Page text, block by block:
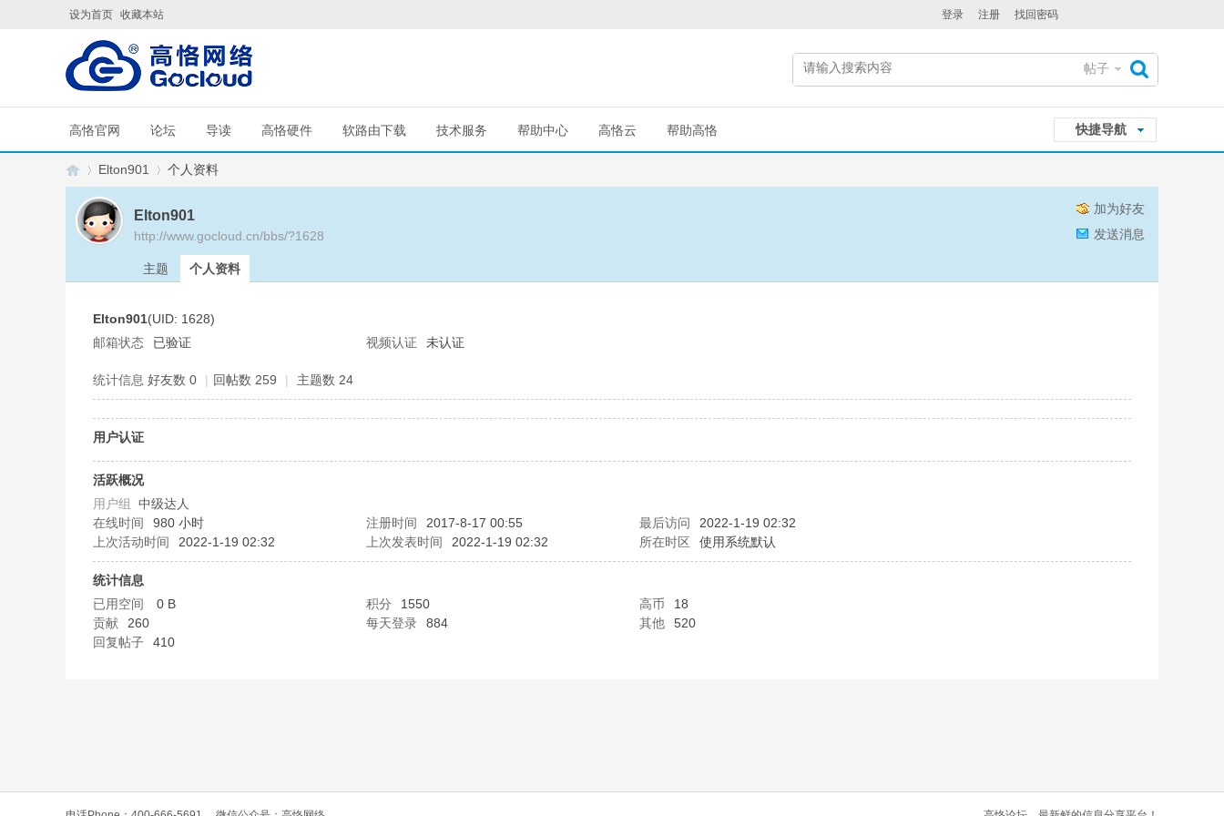
设为首页 收藏本站 登录 注册 找回密码
帖子
快捷导航
高恪官网 论坛 导读 高恪硬件 软路由下载 技术服务 帮助中心 高恪云 帮助高恪
L
Elton901
›
个人资料
加为好友
发送消息
Elton901
http://www.gocloud.cn/bbs/?1628
主题 个人资料
Elton901(UID: 1628)
邮箱状态
已验证 视频认证 未认证
统计信息 好友数 0 | 回帖数 259 | 主题数 24
用户认证
活跃概况
用户组 中级达人
在线时间
980 小时 注册时间 2017-8-17 00:55 最后访问
2022-1-19 02:32
上次活动时间
2022-1-19 02:32 上次发表时间 2022-1-19 02:32 所在时区 使用系统默认
统计信息
已用空间
0 B 积分 1550 高币
18
贡献
260 每天登录 884 其他
520
回复帖子
410